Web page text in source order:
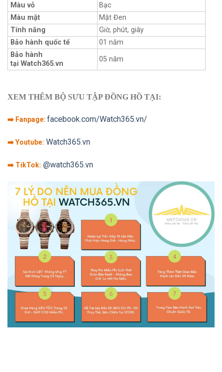
Màu vỏ
Bạc
Màu mặt
Mặt Đen
Tính năng
Giờ, phút, giây
Bảo hành quốc tế
01 năm
Bảo hành
tại Watch365.vn
05 năm
XEM THÊM BỘ SƯU TẬP ĐỒNG HỒ TẠI:
➡️ Fanpage: facebook.com/Watch365.vn/
➡️ Youtube: Watch365.vn
➡️ TikTok: @watch365.vn